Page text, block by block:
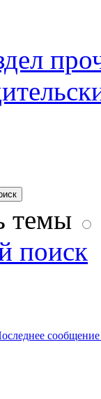
темы
поиск
сообщение